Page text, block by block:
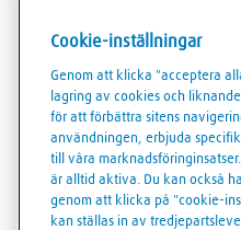
Med Linde Shop-appen kan du
Du kan vara inloggad, göra
skapa ordermallar och ladda
och
Cookie-inställningar
Genom att klicka "acceptera
lagring av cookies och
för att förbättra sitens
användningen, erbjuda
till våra
är alltid aktiva. Du kan också
genom att klicka på "cookie-
kan ställas in av